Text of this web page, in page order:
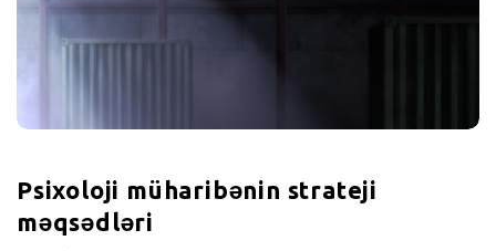
Psixoloji müharibənin strateji
məqsədləri